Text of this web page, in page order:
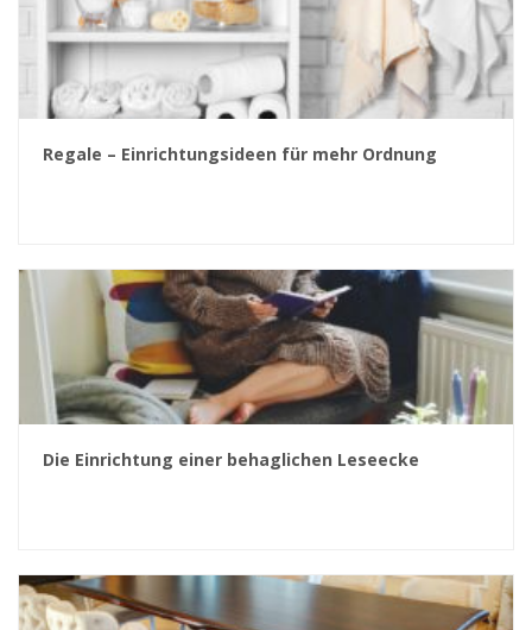
Regale – Einrichtungsideen für mehr Ordnung
Die Einrichtung einer behaglichen Leseecke